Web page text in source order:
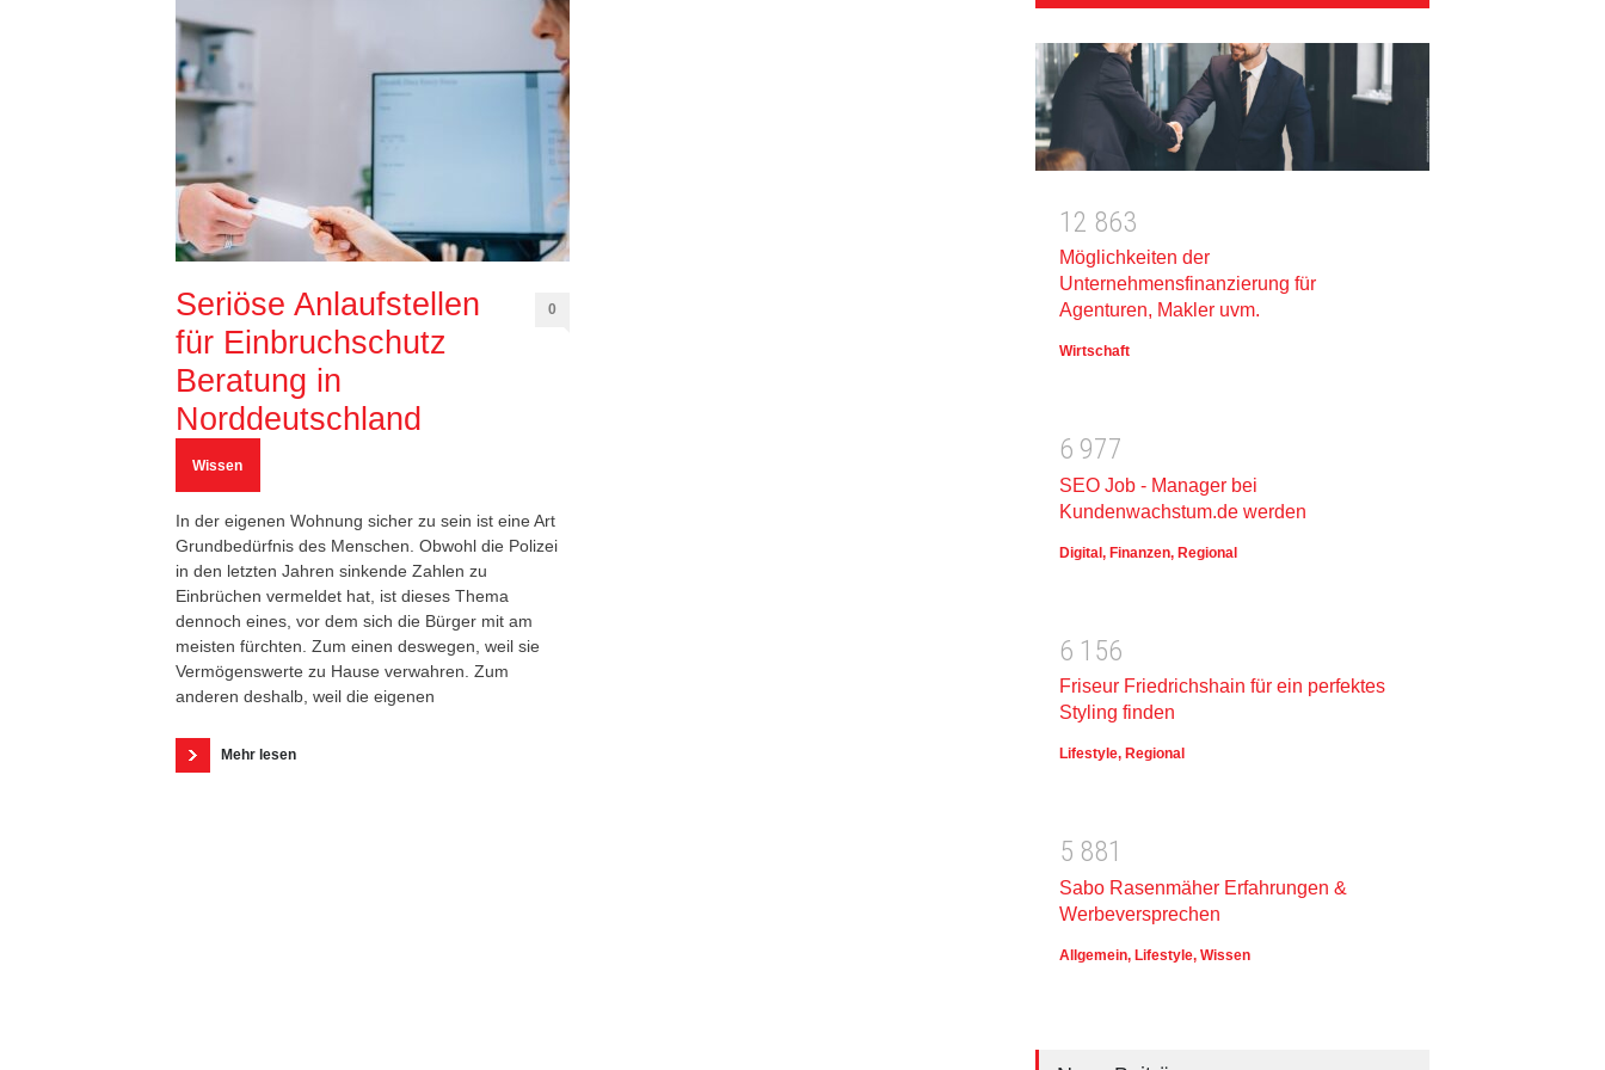
Seriöse Anlaufstellen
für Einbruchschutz
Beratung in
Norddeutschland
0
Wissen
In der eigenen Wohnung sicher zu sein ist eine Art
Grundbedürfnis des Menschen. Obwohl die Polizei
in den letzten Jahren sinkende Zahlen zu
Einbrüchen vermeldet hat, ist dieses Thema
dennoch eines, vor dem sich die Bürger mit am
meisten fürchten. Zum einen deswegen, weil sie
Vermögenswerte zu Hause verwahren. Zum
anderen deshalb, weil die eigenen
Mehr lesen
1 2 863
Möglichkeiten der
Unternehmensfinanzierung für
Agenturen, Makler uvm.
Wirtschaft
6 977
SEO Job - Manager bei
Kundenwachstum.de werden
Digital , Finanzen, Regional
6 1 56
Friseur Friedrichshain für ein perfektes
Styling finden
Lifestyle, Regional
5 881
Sabo Rasenmäher Erfahrungen &
Werbeversprechen
Allgemein, Lifestyle, Wissen